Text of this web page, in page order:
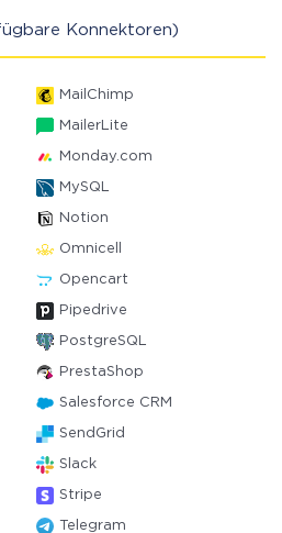
Konnektoren)
MailChimp
MailerLite
Monday.com
MySQL
Notion
Omnicell
Opencart
Pipedrive
PostgreSQL
PrestaShop
Salesforce CRM
SendGrid
Slack
Stripe
Telegram